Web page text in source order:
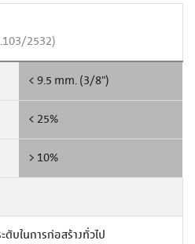
2532)
< 9.5 mm. (3/8")
< 25%
> 10%
บในการก่อสร้างทั่วไป